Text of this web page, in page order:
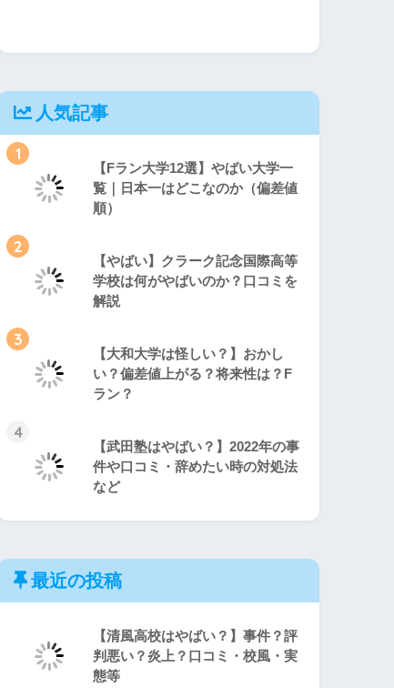
人気記事
1
【Fラン大学12選】やばい大学一
覧｜日本一はどこなのか（偏差値
順）
2
【やばい】クラーク記念国際高等
学校は何がやばいのか？口コミを
解説
3
【大和大学は怪しい？】おかし
い？偏差値上がる？将来性は？F
ラン？
4
【武田塾はやばい？】2022年の事
件や口コミ・辞めたい時の対処法
など
最近の投稿
【清風高校はやばい？】事件？評
判悪い？炎上？口コミ・校風・実
態等